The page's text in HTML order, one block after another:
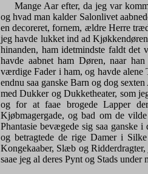
Mange Aar efter, da jeg var
og hvad man kalder Salonlivet
en decoreret, fornem, ældre Herre
jeg havde lukket ind ad
hinanden, ham idetmindste faldt
havde aabnet ham Døren, naar
værdige Fader i ham, og havde alene
endnu saa ganske Barn og dog
med Dukker og Dukketheater, som
og for at faae brogede Lapper
Kjøbmagergade, og bad om de
Phantasie bevægede sig saa ganske
og betragtede de rige Damer i
Kongekaaber, Slæb og
saae jeg al deres Pynt og Stads